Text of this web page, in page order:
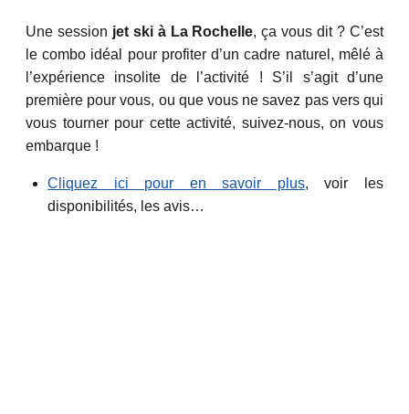
Une session jet ski à La Rochelle, ça vous dit ? C’est
le combo idéal pour profiter d’un cadre naturel, mêlé à
l’expérience insolite de l’activité ! S’il s’agit d’une
première pour vous, ou que vous ne savez pas vers qui
vous tourner pour cette activité, suivez-nous, on vous
embarque !
Cliquez ici pour en savoir plus, voir les
disponibilités, les avis…